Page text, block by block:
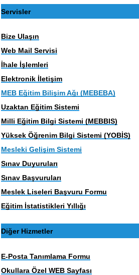
Servisler
Bize Ulaşın
Web Mail Servisi
İhale İşlemleri
Elektronik İletişim
MEB Eğitim Bilişim Ağı (MEBEBA)
Uzaktan Eğitim Sistemi
Milli Eğitim Bilgi Sistemi (MEBBIS)
Yüksek Öğrenim Bilgi Sistemi (YOBİS)
Mesleki Gelişim Sistemi
Sınav Duyuruları
Sınav Başvuruları
Meslek Liseleri Başvuru Formu
Eğitim İstatistikleri Yıllığı
Diğer Hizmetler
E-Posta Tanımlama Formu
Okullara Özel WEB Sayfası